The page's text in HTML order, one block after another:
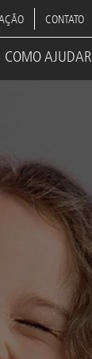
CONTATO
COMO AJUDAR